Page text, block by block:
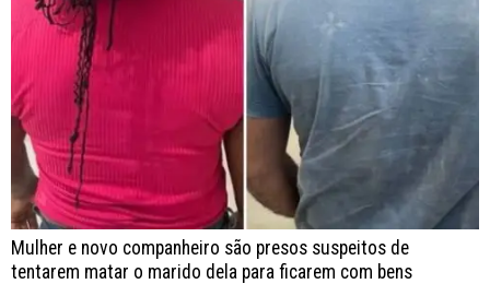
Mulher e novo companheiro são presos suspeitos de
tentarem matar o marido dela para ficarem com bens